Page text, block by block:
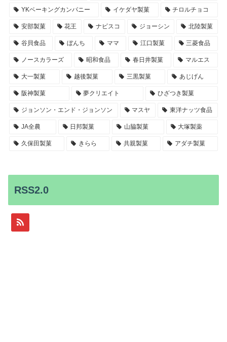
YKベーキングカンパニー イケダヤ製菓 チロルチョコ
安部製菓 花王 ナビスコ ジョーシン 北陸製菓
谷貝食品 ぼんち ママ 江口製菓 三菱食品
ノースカラーズ 昭和食品 春日井製菓 マルエス
大一製菓 越後製菓 三黒製菓 あじげん
阪神製菓 夢クリエイト ひざつき製菓
ジョンソン・エンド・ジョンソン マスヤ 東洋ナッツ食品
JA全農 日邦製菓 山脇製菓 大塚製薬
久保田製菓 きらら 共親製菓 アダチ製菓
RSS2.0